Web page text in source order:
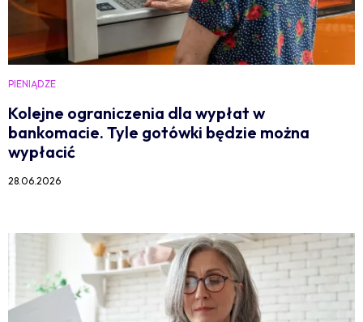
PIENIĄDZE
Kolejne ograniczenia dla wypłat w
bankomacie. Tyle gotówki będzie można
wypłacić
28.06.2026